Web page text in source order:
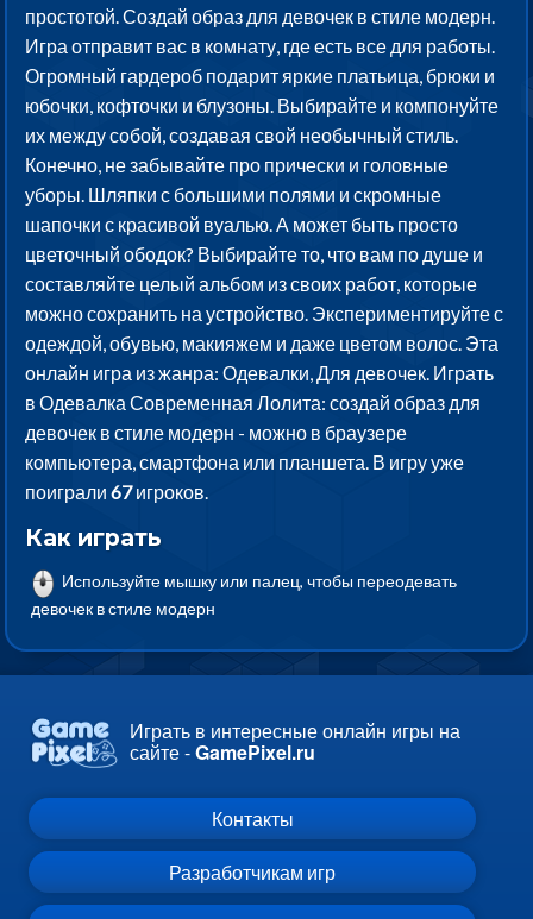
простотой. Создай образ для девочек в стиле модерн.
Игра отправит вас в комнату, где есть все для работы.
Огромный гардероб подарит яркие платьица, брюки и
юбочки, кофточки и блузоны. Выбирайте и компонуйте
их между собой, создавая свой необычный стиль.
Конечно, не забывайте про прически и головные
уборы. Шляпки с большими полями и скромные
шапочки с красивой вуалью. А может быть просто
цветочный ободок? Выбирайте то, что вам по душе и
составляйте целый альбом из своих работ, которые
можно сохранить на устройство. Экспериментируйте с
одеждой, обувью, макияжем и даже цветом волос. Эта
онлайн игра из жанра: Одевалки, Для девочек. Играть
в Одевалка Современная Лолита: создай образ для
девочек в стиле модерн - можно в браузере
компьютера, смартфона или планшета. В игру уже
поиграли67игроков.
Как играть
Используйте мышку или палец, чтобы переодевать
девочек в стиле модерн
Играть в интересные онлайн игры на
сайте -GamePixel.ru
Контакты
Разработчикам игр